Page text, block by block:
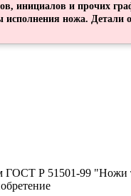
инициалов и прочих
ножа. Детали
ГОСТ Р 51501-99